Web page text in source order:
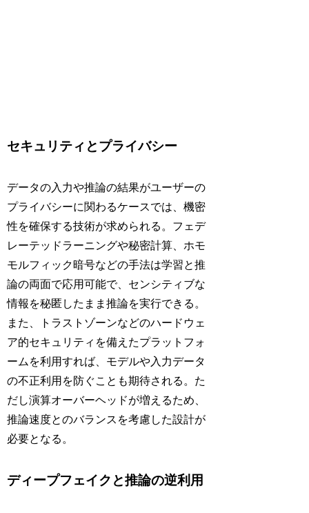
セキュリティとプライバシー
データの入力や推論の結果がユーザーの
プライバシーに関わるケースでは、機密
性を確保する技術が求められる。フェデ
レーテッドラーニングや秘密計算、ホモ
モルフィック暗号などの手法は学習と推
論の両面で応用可能で、センシティブな
情報を秘匿したまま推論を実行できる。
また、トラストゾーンなどのハードウェ
ア的セキュリティを備えたプラットフォ
ームを利用すれば、モデルや入力データ
の不正利用を防ぐことも期待される。た
だし演算オーバーヘッドが増えるため、
推論速度とのバランスを考慮した設計が
必要となる。
ディープフェイクと推論の逆利用